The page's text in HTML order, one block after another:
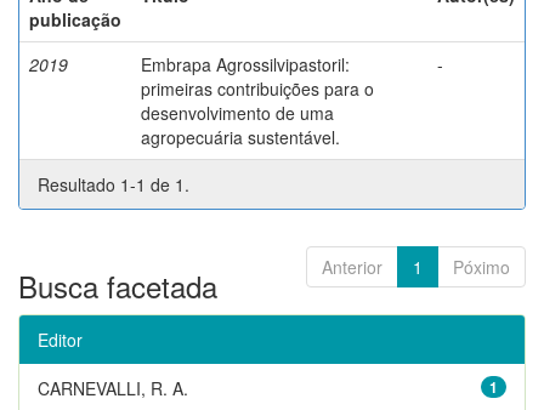
publicação
2019
Embrapa Agrossilvipastoril:
primeiras contribuições para o
desenvolvimento de uma
agropecuária sustentável.
-
Resultado 1-1 de 1.
Anterior 1 Póximo
Busca facetada
Editor
1
CARNEVALLI, R. A.